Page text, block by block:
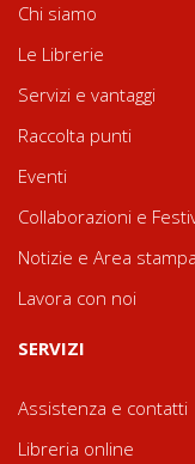
Chi siamo
Le Librerie
Servizi e vantaggi
Raccolta punti
Eventi
Collaborazioni e
Notizie e Area stampa
Lavora con noi
SERVIZI
Assistenza e contatti
Libreria online